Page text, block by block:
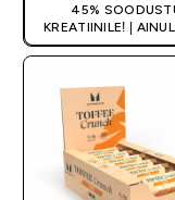
45%
KREATIINILE! |
ESIMESEL